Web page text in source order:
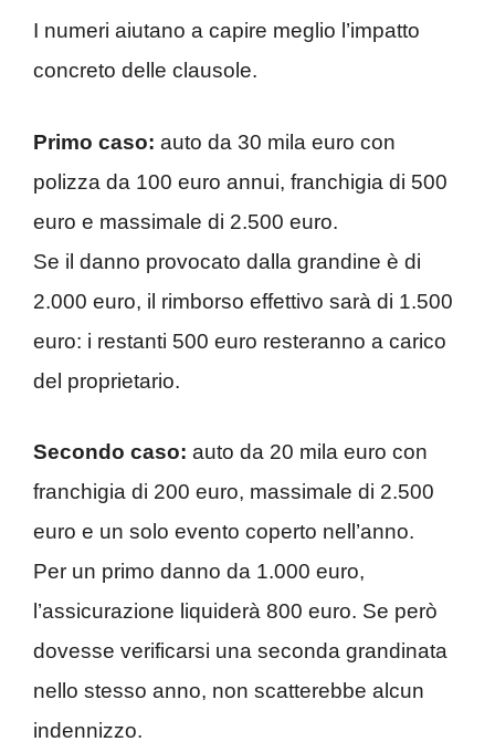
I numeri aiutano a capire meglio l’impatto
concreto delle clausole.
Primo caso: auto da 30 mila euro con
polizza da 100 euro annui, franchigia di 500
euro e massimale di 2.500 euro.
Se il danno provocato dalla grandine è di
2.000 euro, il rimborso effettivo sarà di 1.500
euro: i restanti 500 euro resteranno a carico
del proprietario.
Secondo caso: auto da 20 mila euro con
franchigia di 200 euro, massimale di 2.500
euro e un solo evento coperto nell’anno.
Per un primo danno da 1.000 euro,
l’assicurazione liquiderà 800 euro. Se però
dovesse verificarsi una seconda grandinata
nello stesso anno, non scatterebbe alcun
indennizzo.